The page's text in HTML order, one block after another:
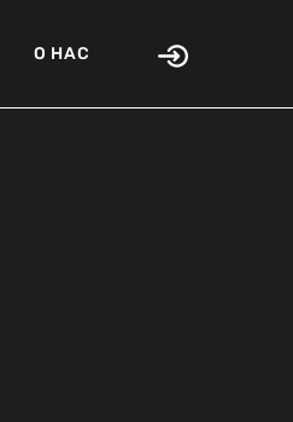
О НАС